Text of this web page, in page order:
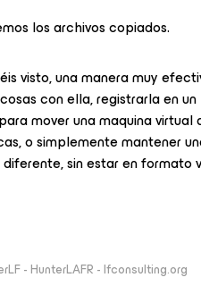
los archivos copiados.
visto, una manera muy
con ella, registrarla en
mover una maquina
o simplemente mantener
sin estar en formato
- HunterLAFR - lfconsulting.org